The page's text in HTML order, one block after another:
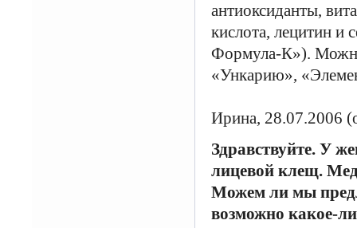
антиоксиданты,
кислота, лецитин и
Формула-К»).
«Ункарию»,
Ирина, 28.07.2006
Здравствуйте. У
лицевой клещ.
Можем ли мы
возможно какое-